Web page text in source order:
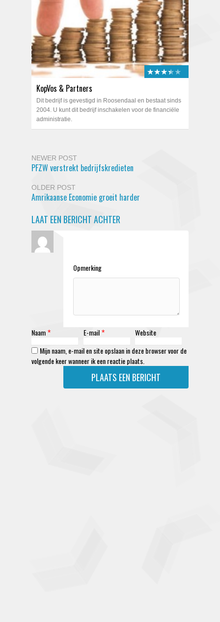
★★★★★
★★★★★
KopVos & Partners
Dit bedrijf is gevestigd in Roosendaal en bestaat sinds
2004. U kunt dit bedrijf inschakelen voor de financiële
administratie.
NEWER POST
PFZW verstrekt bedrijfskredieten
OLDER POST
Amrikaanse Economie groeit harder
LAAT EEN BERICHT ACHTER
Opmerking
Naam * E-mail *
Website
Mijn naam, e-mail en site opslaan in deze browser voor de
volgende keer wanneer ik een reactie plaats.